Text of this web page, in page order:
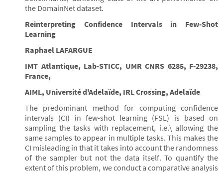
the DomainNet dataset.
Reinterpreting Confidence Intervals in Few-Shot
Learning
Raphael LAFARGUE
IMT Atlantique, Lab-STICC, UMR CNRS 6285, F-29238,
France,
AIML, Université d'Adelaïde, IRL Crossing, Adelaïde
The predominant method for computing confidence
intervals (CI) in few-shot learning (FSL) is based on
sampling the tasks with replacement, i.e.\ allowing the
same samples to appear in multiple tasks. This makes the
CI misleading in that it takes into account the randomness
of the sampler but not the data itself. To quantify the
extent of this problem, we conduct a comparative analysis